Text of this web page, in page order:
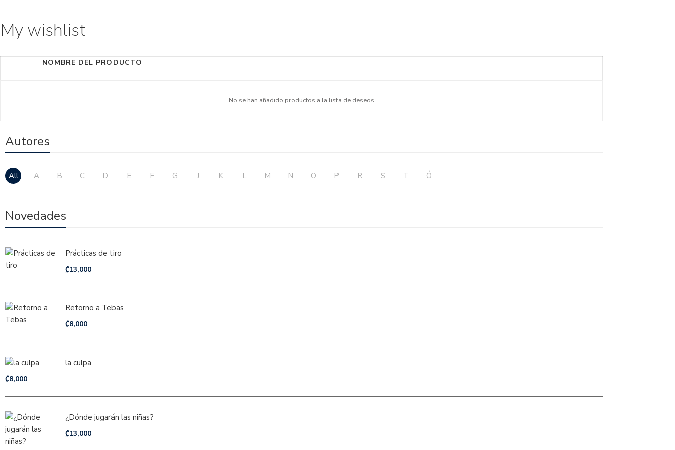
My wishlist
NOMBRE DEL PRODUCTO
No se han añadido productos a la lista de deseos
Autores
All A B C D E F G J K L M N O P R S T Ó
Novedades
Prácticas de tiro
₡13,000
Retorno a Tebas
₡8,000
la culpa
₡8,000
¿Dónde jugarán las niñas?
₡13,000